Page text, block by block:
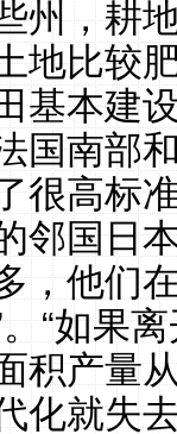
州，耕
地比较
基本建
国南部
很高标
邻国日
，他们
“如果
积产量
化就失